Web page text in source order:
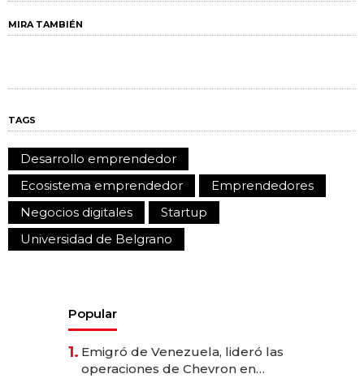
MIRA TAMBIÉN
TAGS
Desarrollo emprendedor
Ecosistema emprendedor
Emprendedores
Negocios digitales
Startup
Universidad de Belgrano
Popular
1. Emigró de Venezuela, lideró las
operaciones de Chevron en